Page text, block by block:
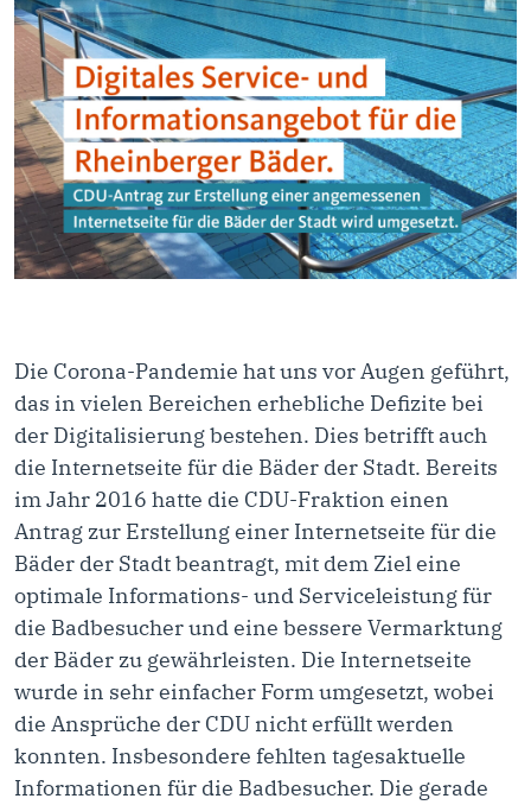
Die Corona-Pandemie hat uns vor Augen geführt,
das in vielen Bereichen erhebliche Defizite bei
der Digitalisierung bestehen. Dies betrifft auch
die Internetseite für die Bäder der Stadt. Bereits
im Jahr 2016 hatte die CDU-Fraktion einen
Antrag zur Erstellung einer Internetseite für die
Bäder der Stadt beantragt, mit dem Ziel eine
optimale Informations- und Serviceleistung für
die Badbesucher und eine bessere Vermarktung
der Bäder zu gewährleisten. Die Internetseite
wurde in sehr einfacher Form umgesetzt, wobei
die Ansprüche der CDU nicht erfüllt werden
konnten. Insbesondere fehlten tagesaktuelle
Informationen für die Badbesucher. Die gerade